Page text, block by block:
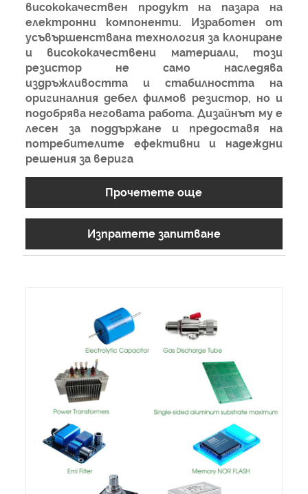
висококачествен продукт на пазара на
електронни компоненти. Изработен от
усъвършенствана технология за клониране
и висококачествени материали, този
резистор не само наследява
издръжливостта и стабилността на
оригиналния дебел филмов резистор, но и
подобрява неговата работа. Дизайнът му е
лесен за поддържане и предоставя на
потребителите ефективни и надеждни
решения за верига
Прочетете още
Изпратете запитване